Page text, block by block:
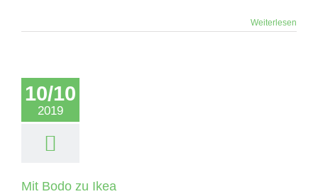
Weiterlesen
10/10
2019
Mit Bodo zu Ikea